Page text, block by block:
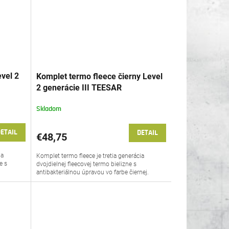
2
s
Komplet termo fleece čierny Level
2 generácie III TEESAR
Skladom
€48,75 DETAIL
Komplet termo fleece je tretia generácia
dvojdielnej fleecovej termo bielizne s
antibakteriálnou úpravou vo farbe čiernej.